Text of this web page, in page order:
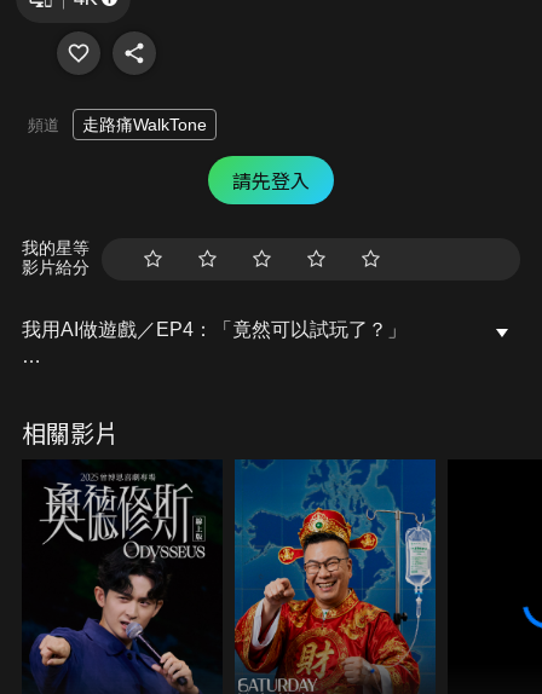
頻道 走路痛WalkTone
請先登入
我的星等
影片給分
我用AI做遊戲／EP4：「竟然可以試玩了？」
做了一年的吐槽音樂說書，我想嘗試不一樣的可能！
這是深埋了十年的遊戲點子：
「一顆單細胞，在叢林世界不停演化新的器官，最終
成神。」
原本對獨立製作遊戲一竅不通的我，
現在有了AI工具輔助，也許是可以嘗試付諸實踐的機
會了！
這一系列會是走路痛會員專屬影片，
相關影片